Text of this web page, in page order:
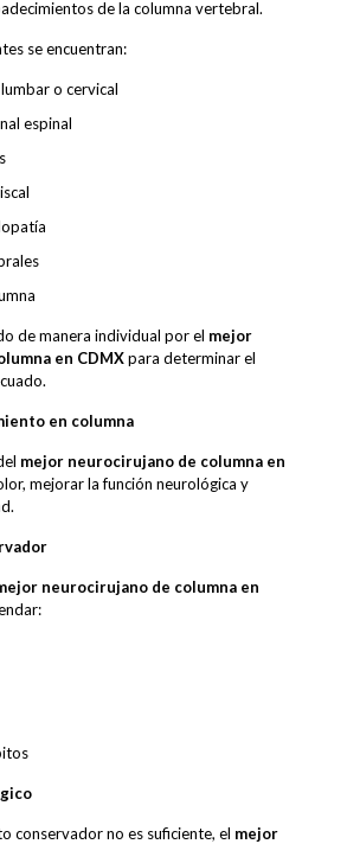
de la columna vertebral.
se encuentran:
o cervical
espinal
de manera individual por el mejor
en CDMXpara determinar el
en columna
mejor neurocirujano de columna en
mejorar la función neurológica y
neurocirujano de columna en
conservador no es suficiente, el mejor